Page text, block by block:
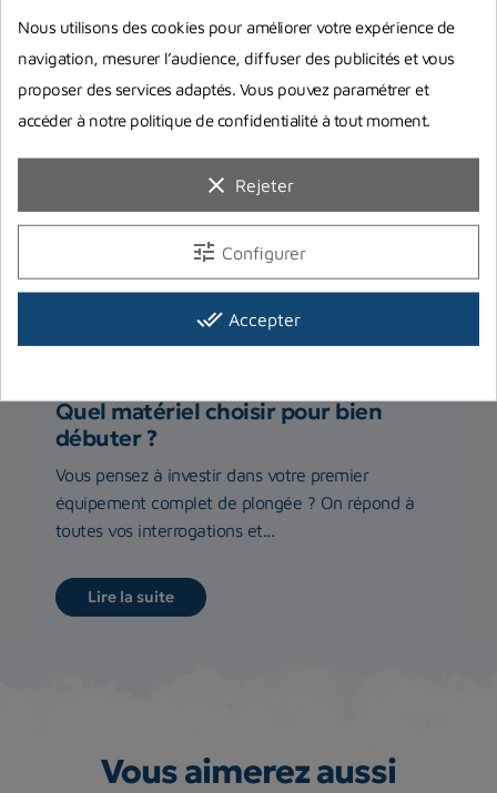
Guides d'achat
Quel matériel choisir pour bien
débuter ?
Vous pensez à investir dans votre premier
équipement complet de plongée ? On répond à
toutes vos interrogations et...
Lire la suite
Vous aimerez aussi
Nous utilisons des cookies pour améliorer votre expérience de
navigation, mesurer l’audience, diffuser des publicités et vous
proposer des services adaptés. Vous pouvez paramétrer et
accéder à notre politique de confidentialité à tout moment.
clear Rejeter
tune Configurer
done_all Accepter